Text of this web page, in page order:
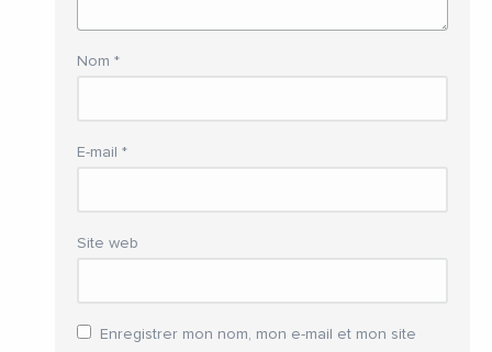
Nom *
E-mail *
Site web
Enregistrer mon nom, mon e-mail et mon site